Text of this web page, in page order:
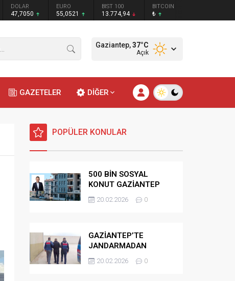
DOLAR
47,7050
EURO
55,0521
BIST 100
13.774,94
BITCOIN
₺
Gaziantep,37°C
Açık
GAZETELER DİĞER
POPÜLER KONULAR
500 BİN SOSYAL
KONUT GAZİANTEP
HAK SAHİPLİĞİ
BELİRLEME KURASI-
20.02.2026 0
GAZİANTEP’TE
JANDARMADAN
GÖÇMEN
KAÇAKÇILARINA
20.02.2026 0